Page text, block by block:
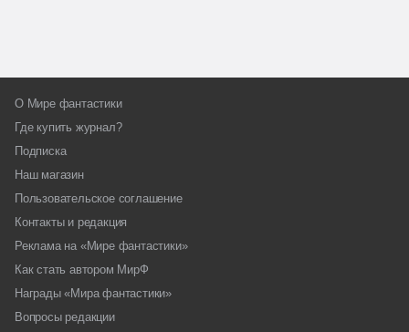
О Мире фантастики
Где купить журнал?
Подписка
Наш магазин
Пользовательское соглашение
Контакты и редакция
Реклама на «Мире фантастики»
Как стать автором МирФ
Награды «Мира фантастики»
Вопросы редакции